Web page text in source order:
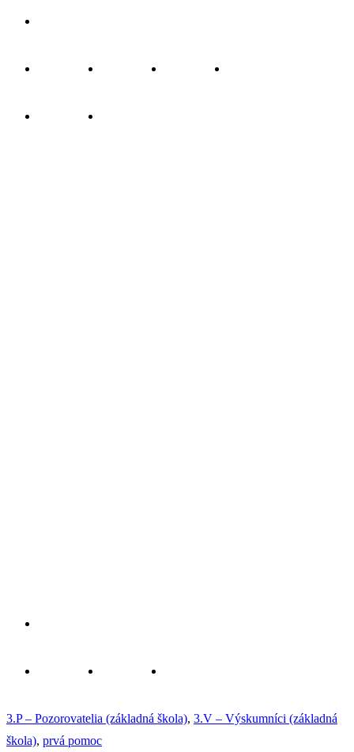
3.P – Pozorovatelia (základná škola), 3.V – Výskumníci (základná
škola), prvá pomoc